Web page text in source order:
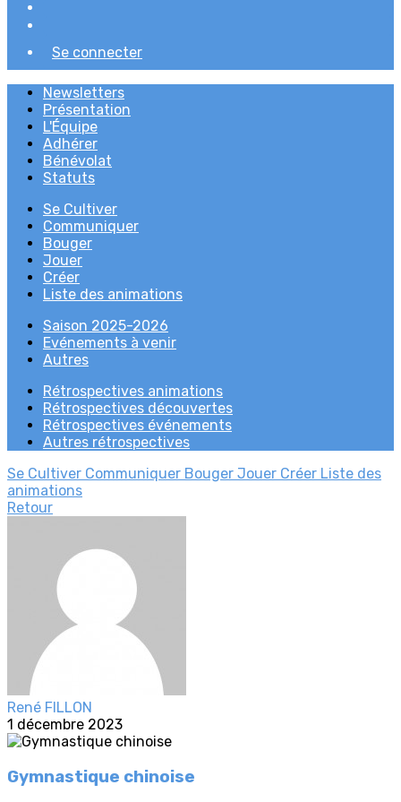
Se connecter
Newsletters
Présentation
L'Équipe
Adhérer
Bénévolat
Statuts
Se Cultiver
Communiquer
Bouger
Jouer
Créer
Liste des animations
Saison 2025-2026
Evénements à venir
Autres
Rétrospectives animations
Rétrospectives découvertes
Rétrospectives événements
Autres rétrospectives
Se Cultiver Communiquer Bouger Jouer Créer Liste des
animations
Retour
René FILLON
1 décembre 2023
Gymnastique chinoise